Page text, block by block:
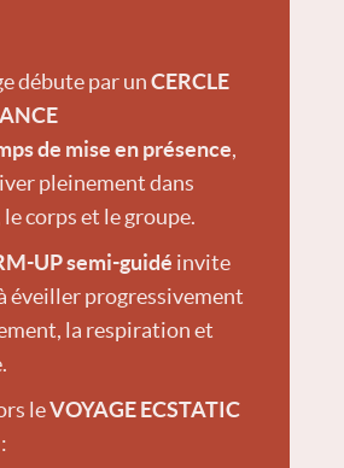
débute par un CERCLE
de mise en présence,
pleinement dans
le corps et le groupe.
UP semi-guidé invite
éveiller progressivement
la respiration et
leVOYAGE ECSTATIC